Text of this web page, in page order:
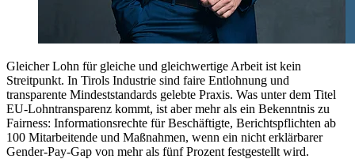
Gleicher Lohn für gleiche und gleichwertige Arbeit ist kein
Streitpunkt. In Tirols Industrie sind faire Entlohnung und
transparente Mindeststandards gelebte Praxis. Was unter dem Titel
EU-Lohntransparenz kommt, ist aber mehr als ein Bekenntnis zu
Fairness: Informationsrechte für Beschäftigte, Berichtspflichten ab
100 Mitarbeitende und Maßnahmen, wenn ein nicht erklärbarer
Gender-Pay-Gap von mehr als fünf Prozent festgestellt wird.